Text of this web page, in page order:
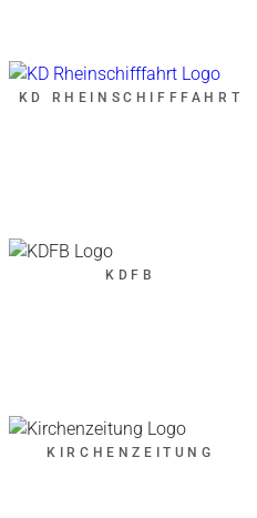
KD RHEINSCHIFFFAHRT
KDFB
KIRCHENZEITUNG